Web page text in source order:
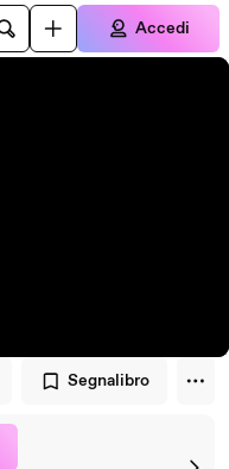
Accedi
Segnalibro